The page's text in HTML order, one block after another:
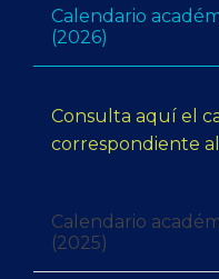
Search
Calendario
(2026)
Consulta aquí el
correspondiente
Calendario
(2025)